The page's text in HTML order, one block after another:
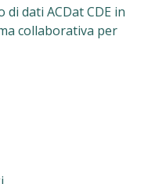
dati ACDat CDE in
collaborativa per